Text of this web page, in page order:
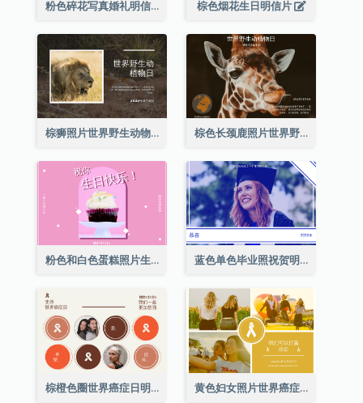
粉色碎花写真婚礼明信片 棕色烟花生日明信片
棕狮照片世界野生动物日明信片 棕色长颈鹿照片世界野生动物日明信片
粉色和白色蛋糕照片生日明信片 蓝色单色毕业照祝贺明信片
棕橙色圈世界癌症日明信片 黄色妇女照片世界癌症日明信片